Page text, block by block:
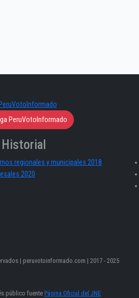
PeruVotoInformado
Historial
regionales y municipales 2018
2020
| peruvotoinformado.com | 2017 - 2025
público fuente Página Oficial del JNE